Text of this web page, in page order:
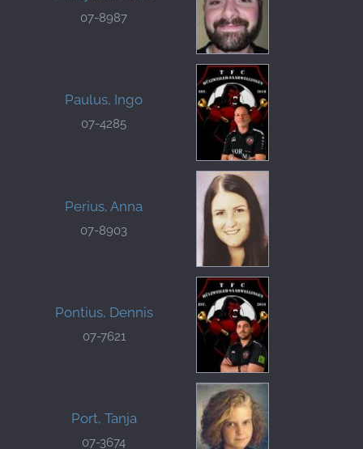
07-8987
Paulus, Ingo
07-4285
Perius, Anna
07-8903
Pontius, Dennis
07-7621
Port, Tanja
07-3674